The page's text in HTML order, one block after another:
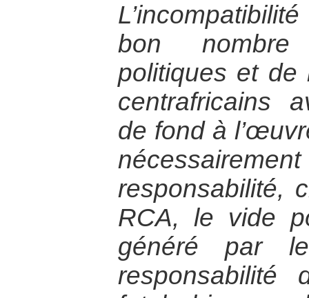
bon nombre
politiques et de
centrafricains
de fond à
responsabilité,
RCA, le vide
généré par